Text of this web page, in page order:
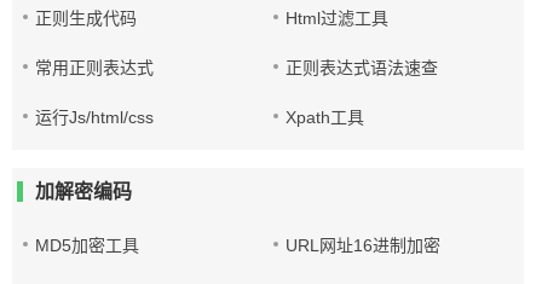
正则生成代码 Html过滤工具
常用正则表达式 正则表达式语法速查
运行Js/html/css Xpath工具
加解密编码
MD5加密工具 URL网址16进制加密